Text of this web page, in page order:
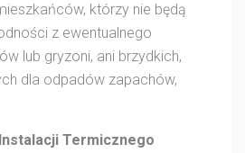
którzy nie będą
z ewentualnego
lub gryzoni, ani brzydkich,
dla odpadów zapachów,
Instalacji Termicznego